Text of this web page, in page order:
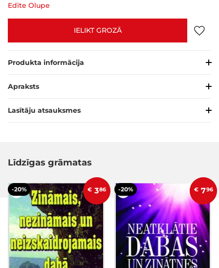
Edīte Olupe
IELIKT GROZĀ
Produkta informācija
Apraksts
Lasītāju atsauksmes
Līdzīgas grāmatas
-20% € 386 -20% € 796